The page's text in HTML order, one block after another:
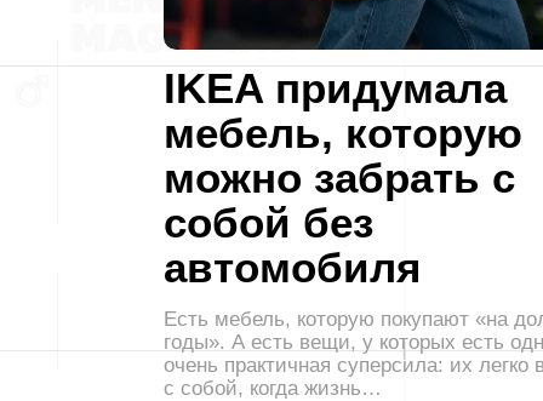
IKEA придумала
мебель, которую
можно забрать с
собой без
автомобиля
Есть мебель, которую покупают «на
годы». А есть вещи, у которых есть
очень практичная суперсила: их легко
с собой, когда жизнь…